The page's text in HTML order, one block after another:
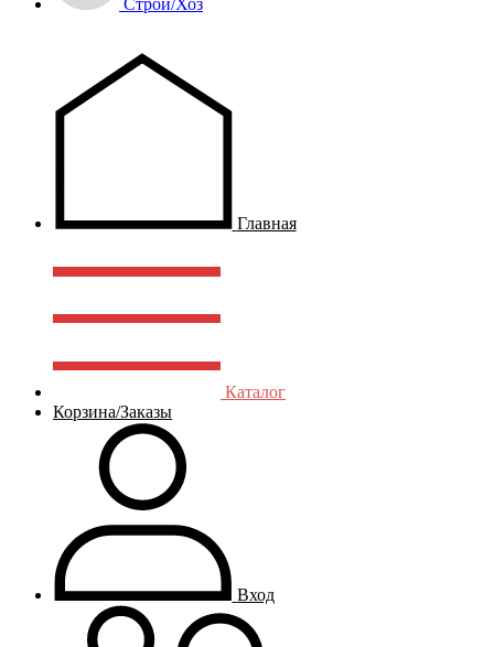
Строй/Хоз
Главная
Каталог
Корзина/Заказы
Вход